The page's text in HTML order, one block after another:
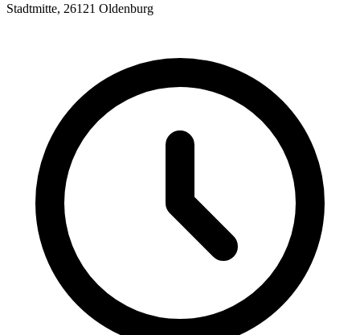
Stadtmitte, 26121 Oldenburg